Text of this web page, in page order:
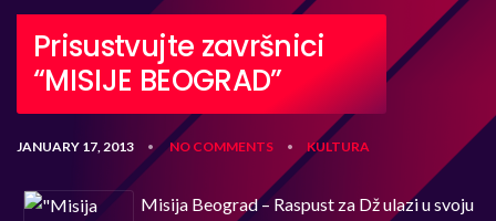
Prisustvujte završnici
“MISIJE BEOGRAD”
JANUARY 17, 2013 • NO COMMENTS • KULTURA
Misija Beograd – Raspust za Dž ulazi u svoju